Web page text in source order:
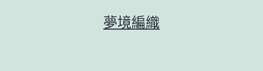
夢境編織